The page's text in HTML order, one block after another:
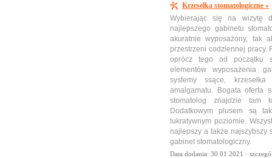
Krzesełka stomatologiczne »
Wybierając się na wizytę
najlepszego gabinetu
akuratnie wyposażony, tak
przestrzeni codziennej pracy.
oprócz tego od początku
elementów wyposażenia
systemy ssące,
amalgamatu. Bogata oferta
stomatolog znajdzie tam
Dodatkowym plusem są
lukratywnym poziomie.
najlepszy a także najszybszy
gabinet stomatologiczny.
Data dodania: 30 01 2021 ·